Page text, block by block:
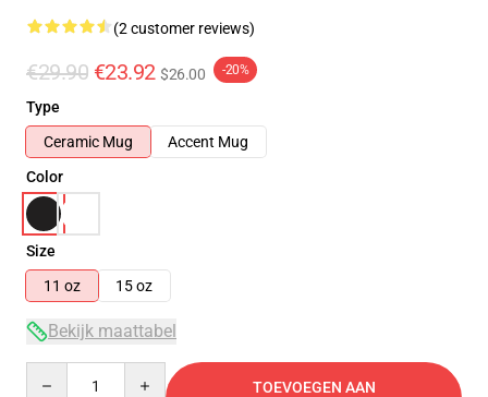
(2 customer reviews)
€29.90 €23.92 $26.00 -20%
Type
Ceramic Mug
Accent Mug
Color
Size
11 oz
15 oz
Bekijk maattabel
TOEVOEGEN AAN